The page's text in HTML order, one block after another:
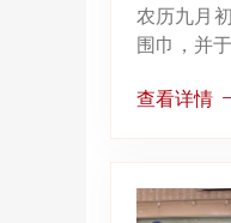
农历九月
围巾，并
查看详情